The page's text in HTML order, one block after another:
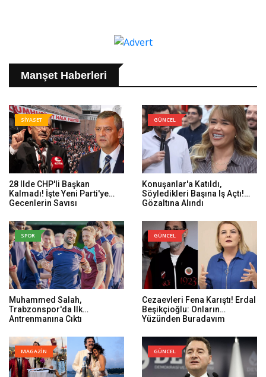
Manşet Haberleri
SİYASET
28 Ilde CHP'li Başkan
Kalmadı! İşte Yeni Parti'ye
Geçenlerin Sayısı
GÜNCEL
Konuşanlar'a Katıldı,
Söyledikleri Başına Iş Açtı!
Gözaltına Alındı
SPOR
Muhammed Salah,
Trabzonspor'da Ilk
Antrenmanına Çıktı
GÜNCEL
Cezaevleri Fena Karıştı! Erdal
Beşikçioğlu: Onların
Yüzünden Buradayım
MAGAZİN GÜNCEL